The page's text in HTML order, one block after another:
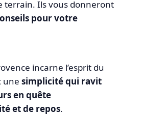
terrain. Ils vous donneront
pour votre
incarne l’esprit du
une simplicité qui ravit
en quête
et de repos.